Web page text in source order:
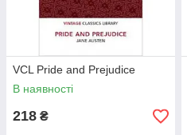
VCL Pride and Prejudice
В наявності
218 ₴